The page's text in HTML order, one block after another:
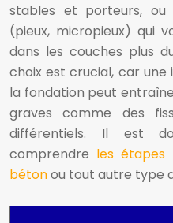
stables et porteurs, ou
(pieux, micropieux) qui
dans les couches plus
choix est crucial, car
la fondation peut
graves comme des
différentiels. Il est
comprendre les étapes
bétonou tout autre type